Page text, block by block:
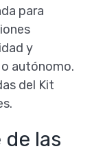
para
y
autónomo.
del Kit
las